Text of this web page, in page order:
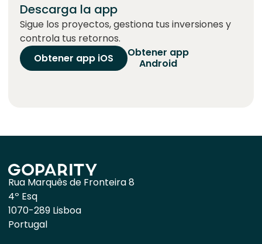
Descarga la app
Sigue los proyectos, gestiona tus inversiones y
controla tus retornos.
Obtener app iOS
Obtener app
Android
Rua Marquês de Fronteira 8
4º Esq
1070-289 Lisboa
Portugal